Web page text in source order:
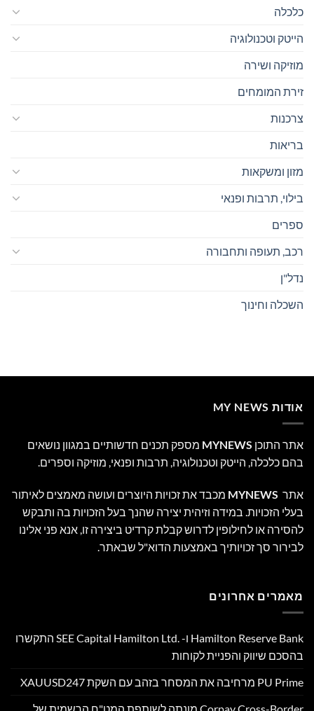
כלכלה
הייטק וטכנולוגיה
מוזיקה ושירה
זירת המומחים
צרכנות
בריאות
מזון ומשקאות
בילוי, תרבות ופנאי
ספרים
רכב, תעופה ותחבורה
נדל"ן
השכלה וחינוך
אודות MY NEWS
אתר התוכן MYNEWS מספק תכנים חדשותיים במגוון נושאים
בהם כלכלה, הייטק וטכנולוגיה, תרבות ופנאי, מוזיקה וספרים.
אתר MYNEWS מכבד את זכויות היוצרים ועושה מאמצים לאיתור
בעלי הזכויות. במידה וזיהית יצירה שהנך בעל הזכויות בה ותבקש
להסירה או לחילופין לדרוש קבלת קרדיט ביצירה זו, אנא פני אלינו
לבירור סך זכויותיך באמצעות הדוא"ל שבאתר.
מאמרים אחרונים
Hamilton Reserve Bank ו- SEE Capital Hamilton Ltd.‎ התקשרו
בהסכם שיווק והפניית לקוחות
PU Prime מרחיבה את המסחר בזהב עם השקת XAUUSD247